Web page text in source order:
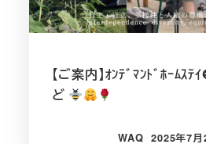
【ご案内】ｵﾝﾃﾞﾏﾝﾄﾞﾎｰﾑｽ
ど
WAQ 2025年7月